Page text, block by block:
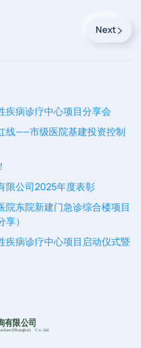
Next
疾病诊疗中心项目分享会
线——市级医院基建投资控制
限公司2025年度表彰
院东院新建门急诊综合楼项目
）
疾病诊疗中心项目启动仪式暨
有限公司
(Shanghai) C o.,Ltd